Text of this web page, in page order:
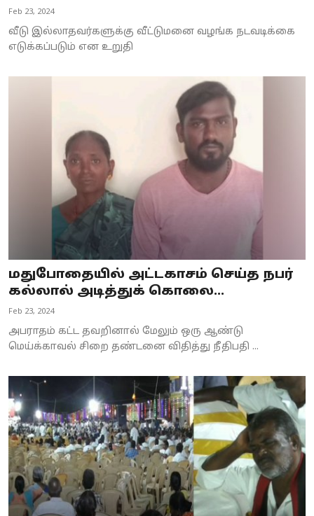
Feb 23, 2024
வீடு இல்லாதவர்களுக்கு வீட்டுமனை வழங்க நடவடிக்கை
எடுக்கப்படும் என உறுதி
மதுபோதையில் அட்டகாசம் செய்த நபர்
கல்லால் அடித்துக் கொலை...
Feb 23, 2024
அபராதம் கட்ட தவறினால் மேலும் ஒரு ஆண்டு
மெய்க்காவல் சிறை தண்டனை விதித்து நீதிபதி ...